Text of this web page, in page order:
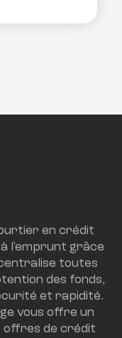
en crédit
l'emprunt grâce
toutes
des fonds,
et rapidité.
vous offre un
offres de crédit